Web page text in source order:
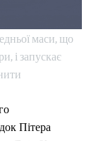
маси, що
і запускає
Пітера